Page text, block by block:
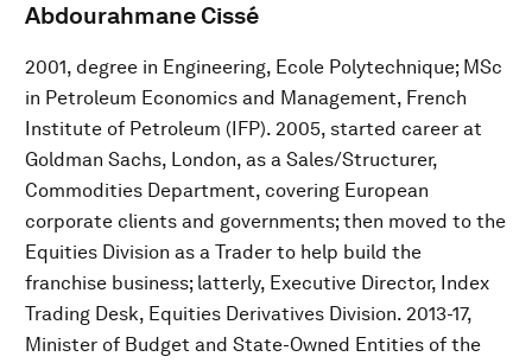
Abdourahmane Cissé
2001, degree in Engineering, Ecole Polytechnique; MSc
in Petroleum Economics and Management, French
Institute of Petroleum (IFP). 2005, started career at
Goldman Sachs, London, as a Sales/Structurer,
Commodities Department, covering European
corporate clients and governments; then moved to the
Equities Division as a Trader to help build the
franchise business; latterly, Executive Director, Index
Trading Desk, Equities Derivatives Division. 2013-17,
Minister of Budget and State-Owned Entities of the